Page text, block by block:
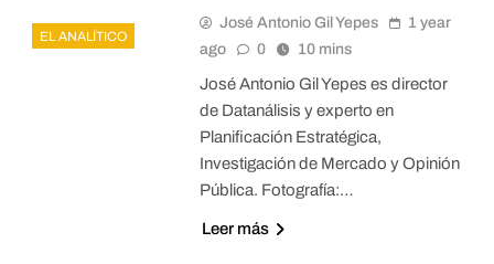
EL ANALÍTICO
José Antonio Gil Yepes
1 year
ago
0 10 mins
José Antonio Gil Yepes es director
de Datanálisis y experto en
Planificación Estratégica,
Investigación de Mercado y Opinión
Pública. Fotografía:…
Leer más